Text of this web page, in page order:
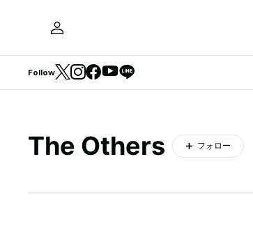
Follow
The Others フォロー